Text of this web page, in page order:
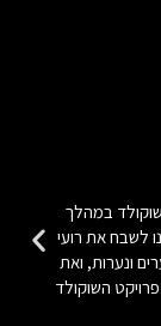
במהלך
לשבח את רועי
ונערות, ואת
השוקולד